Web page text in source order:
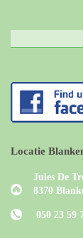
Locatie
Jules De
8370
050 23 59